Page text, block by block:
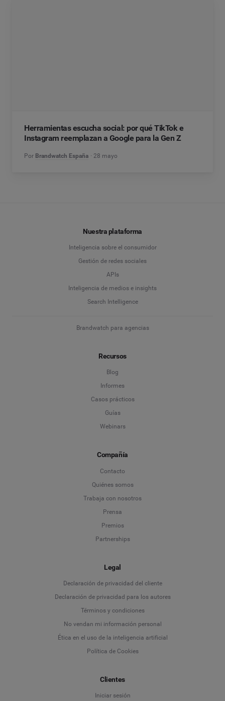
Herramientas escucha social: por qué TikTok e
Instagram reemplazan a Google para la Gen Z
Por Brandwatch España 28 mayo
Nuestra plataforma
Inteligencia sobre el consumidor
Gestión de redes sociales
APIs
Inteligencia de medios e insights
Search Intelligence
Brandwatch para agencias
Recursos
Blog
Informes
Casos prácticos
Guías
Webinars
Compañía
Contacto
Quiénes somos
Trabaja con nosotros
Prensa
Premios
Partnerships
Legal
Declaración de privacidad del cliente
Declaración de privacidad para los autores
Términos y condiciones
No vendan mi información personal
Ética en el uso de la inteligencia artificial
Política de Cookies
Clientes
Iniciar sesión